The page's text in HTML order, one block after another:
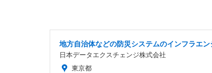
地方自治体などの防災システムのインフラエン
日本データエクスチェンジ株式会社
東京都